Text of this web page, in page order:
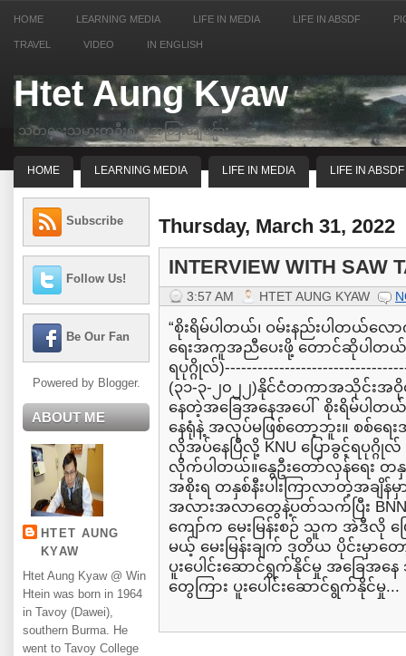
HOME LEARNING MEDIA LIFE IN MEDIA LIFE IN ABSDF
TRAVEL VIDEO IN ENGLISH
Htet Aung Kyaw
သတင္းသမားတဦးရဲ့ အေတြးအျမင္မ်ား
HOME LEARNING MEDIA LIFE IN MEDIA LIFE IN ABSDF
Subscribe
Follow Us!
Be Our Fan
Powered by Blogger.
ABOUT ME
HTET AUNG
KYAW
Htet Aung Kyaw @ Win
Htein was born in 1964
in Tavoy (Dawei),
southern Burma. He
went to Tavoy College
Thursday, March 31, 2022
INTERVIEW WITH SAW
3:57 AM HTET AUNG KYAW
“စိုးရိမ်ပါတယ်၊ ဝမ်းနည်းပါတယ်လ
ရေးအကူအညီပေးဖို့ တောင်ဆိုပါတယ်”(
ရပုဂ္ဂိုလ်
(၃၁-၃-၂၀၂၂)နိုင်ငံတကာအသိုင်းအဝိုင်း
နေတဲ့အခြေအနေအပေါ် စိုးရိမ်ပါတ
နေရုံနဲ့ အလုပ်မဖြစ်တော့ဘူး။ စစ်ရ
လိုအပ်နေပြီလို့ KNU ပြောခွင့်ရပုဂ္ဂို
လိုက်ပါတယ်။နွေဦးတော်လှန်ရေး တနှ
အစိုးရ တနှစ်နီးပါးကြာလာတဲ့အချိ
အလားအလာတွေနဲ့ပတ်သက်ပြီး
ကျော်က မေးမြန်းစဉ် သူက အဲဒီလို
မယ့် မေးမြန်းချက် ဒုတိယ ပိုင်းမှာတေ
ပူးပေါင်းဆောင်ရွက်နိုင်မှု အခြေအ
တွေကြား ပူးပေါင်းဆောင်ရွက်နိုင်မှု...